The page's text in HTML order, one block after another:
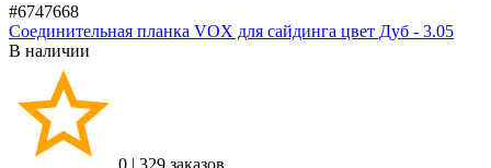
#6747668
Соединительная планка VOX для сайдинга цвет Дуб - 3.05
В наличии
0 | 329 заказов